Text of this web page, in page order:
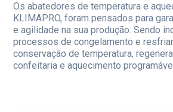
Os abatedores de temperatura e
KLIMAPRO, foram pensados para
e agilidade na sua produção. Sendo
processos de congelamento e
conservação de temperatura,
confeitaria e aquecimento